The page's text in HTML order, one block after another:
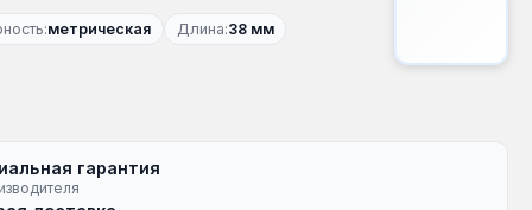
метрическая Длина:38 мм
гарантия